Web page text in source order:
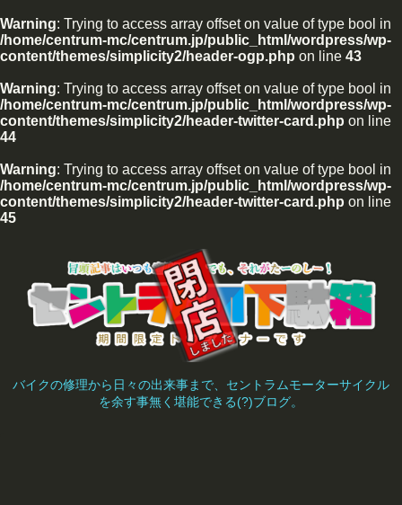
Warning: Trying to access array offset on value of type bool in
/home/centrum-mc/centrum.jp/public_html/wordpress/wp-
content/themes/simplicity2/header-ogp.php on line 43
Warning: Trying to access array offset on value of type bool in
/home/centrum-mc/centrum.jp/public_html/wordpress/wp-
content/themes/simplicity2/header-twitter-card.php on line
44
Warning: Trying to access array offset on value of type bool in
/home/centrum-mc/centrum.jp/public_html/wordpress/wp-
content/themes/simplicity2/header-twitter-card.php on line
45
バイクの修理から日々の出来事まで、セントラムモーターサイクル
を余す事無く堪能できる(?)ブログ。